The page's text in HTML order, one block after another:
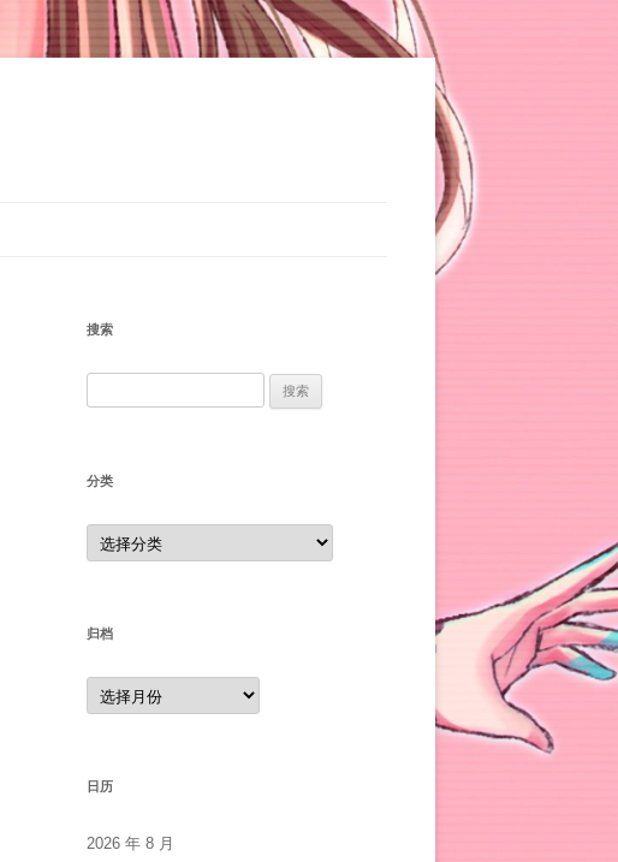
搜索
分类
分
类
归档
归
档
日历
2026 年 8 月